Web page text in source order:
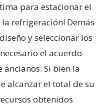
para estacionar el
refrigeración! Demás
y seleccionar los
el acuerdo
ancianos. Si bien la
alcanzar el total de su
obtenidos